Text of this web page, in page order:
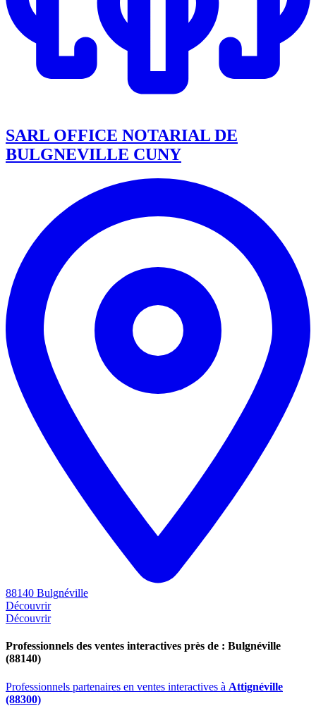
SARL OFFICE NOTARIAL DE
BULGNEVILLE CUNY
88140 Bulgnéville
Découvrir
Découvrir
Professionnels des ventes interactives près de : Bulgnéville
(88140)
Professionnels partenaires en ventes interactives à Attignéville
(88300)